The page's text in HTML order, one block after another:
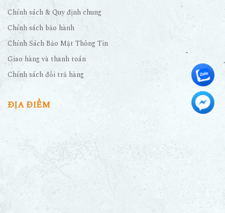
Chính sách & Quy định chung
Chính sách bảo hành
Chính Sách Bảo Mật Thông Tin
Giao hàng và thanh toán
Chính sách đổi trả hàng
ĐỊA ĐIỂM